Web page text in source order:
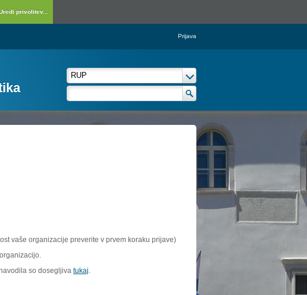
privolitev...
Prijava
vaše organizacije preverite v prvem koraku prijave)
so dosegljiva tukaj